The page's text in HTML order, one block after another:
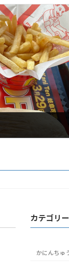
カテゴリー
かにんちゅ